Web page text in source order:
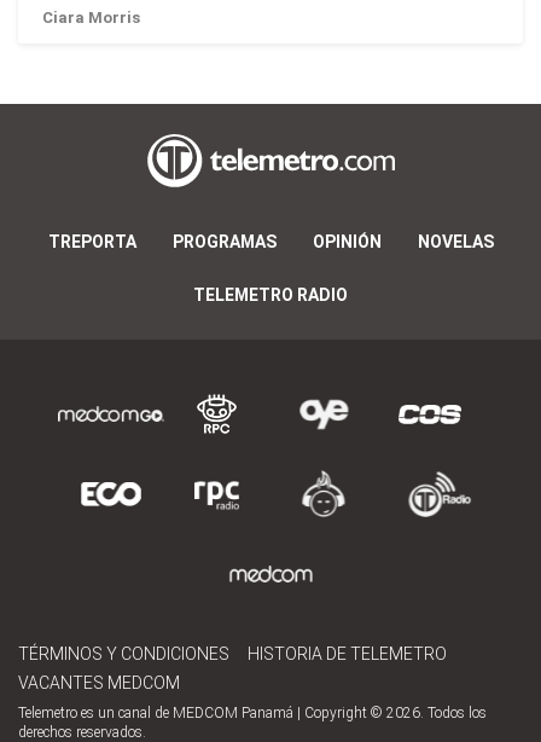
Ciara Morris
TREPORTA PROGRAMAS OPINIÓN NOVELAS
TELEMETRO RADIO
TÉRMINOS Y CONDICIONES
HISTORIA DE TELEMETRO
VACANTES MEDCOM
Telemetro es un canal de MEDCOM Panamá | Copyright © 2026. Todos los
derechos reservados.